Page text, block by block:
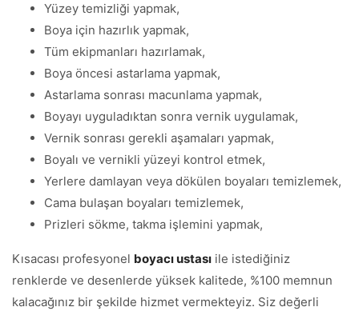
Yüzey temizliği yapmak,
Boya için hazırlık yapmak,
Tüm ekipmanları hazırlamak,
Boya öncesi astarlama yapmak,
Astarlama sonrası macunlama yapmak,
Boyayı uyguladıktan sonra vernik uygulamak,
Vernik sonrası gerekli aşamaları yapmak,
Boyalı ve vernikli yüzeyi kontrol etmek,
Yerlere damlayan veya dökülen boyaları temizlemek,
Cama bulaşan boyaları temizlemek,
Prizleri sökme, takma işlemini yapmak,
Kısacası profesyonel boyacı ustası ile istediğiniz
renklerde ve desenlerde yüksek kalitede, %100 memnun
kalacağınız bir şekilde hizmet vermekteyiz. Siz değerli